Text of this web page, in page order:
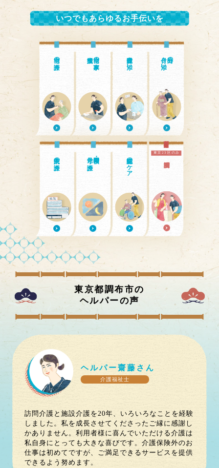
いつでもあらゆるお手伝いを
自宅の介護 自宅の家事・ 通院付き添い 外出の
付き添い
入院中の介護 日中・夜間の
見守り介護 認知症のケア
東京23区のみ
東京都調布市の
ヘルパーの声
ヘルパー齋藤 さん
介護福祉士
訪問介護と施設介護を20年、いろいろなことを経験
しました。私を成長させてくださったご縁に感謝し
かありません。利用者様に喜んでいただける介護は
私自身にとっても大きな喜びです。介護保険外のお
仕事は初めてですが、ご満足できるサービスを提供
できるよう努めます。